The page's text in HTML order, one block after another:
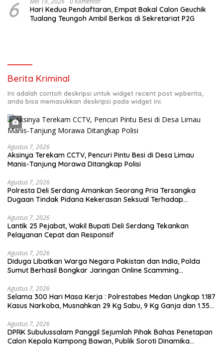
6
Hari Kedua Pendaftaran, Empat Bakal Calon Geuchik
Tualang Teungoh Ambil Berkas di Sekretariat P2G
Berita Kriminal
Ini adalah contoh deskripsi untuk widget recent post wpberita,
anda bisa memasukkan deskripsi pada widget ini.
Agustus 7, 2026
Aksinya Terekam CCTV, Pencuri Pintu Besi di Desa Limau
Manis-Tanjung Morawa Ditangkap Polisi
Agustus 7, 2026
Polresta Deli Serdang Amankan Seorang Pria Tersangka
Dugaan Tindak Pidana Kekerasan Seksual Terhadap
Agustus 7, 2026
Lantik 25 Pejabat, Wakil Bupati Deli Serdang Tekankan
Pelayanan Cepat dan Responsif
Agustus 7, 2026
Diduga Libatkan Warga Negara Pakistan dan India, Polda
Sumut Berhasil Bongkar Jaringan Online Scamming
Agustus 7, 2026
Selama 300 Hari Masa Kerja : Polrestabes Medan Ungkap 1.187
Kasus Narkoba, Musnahkan 29 Kg Sabu, 9 Kg Ganja dan 1.350
Agustus 7, 2026
DPRK Subulussalam Panggil Sejumlah Pihak Bahas Penetapan
Calon Kepala Kampong Bawan, Publik Soroti Dinamika